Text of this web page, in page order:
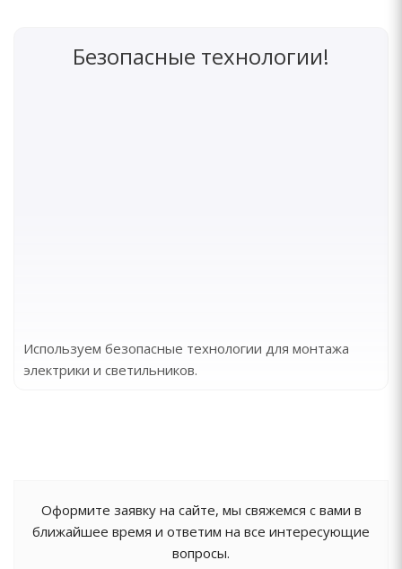
Безопасные технологии!
Используем безопасные технологии для монтажа
электрики и светильников.
Оформите заявку на сайте, мы свяжемся с вами в
ближайшее время и ответим на все интересующие
вопросы.